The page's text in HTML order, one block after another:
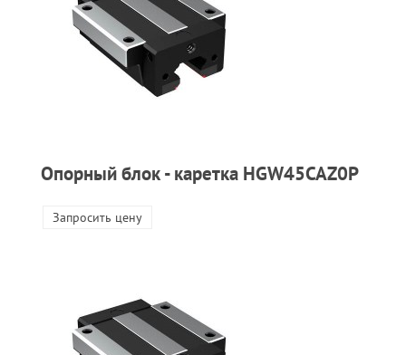
Опорный блок - каретка HGW45CAZ0P
Запросить цену